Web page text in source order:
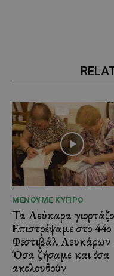
ΜΈΝΟΥΜΕ ΚΎΠΡΟ
Τα Λεύκαρα
Επιστρέψαμε στο 44ο
Φεστιβάλ Λευκάρων
Όσα ζήσαμε και όσα
ακολουθούν